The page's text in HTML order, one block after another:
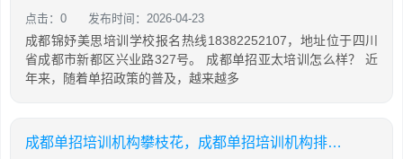
点击：0 发布时间：2026-04-23
成都锦妤美思培训学校报名热线18382252107，地址位于四川
省成都市新都区兴业路327号。 成都单招亚太培训怎么样？ 近
年来，随着单招政策的普及，越来越多
成都单招培训机构攀枝花，成都单招培训机构排名榜